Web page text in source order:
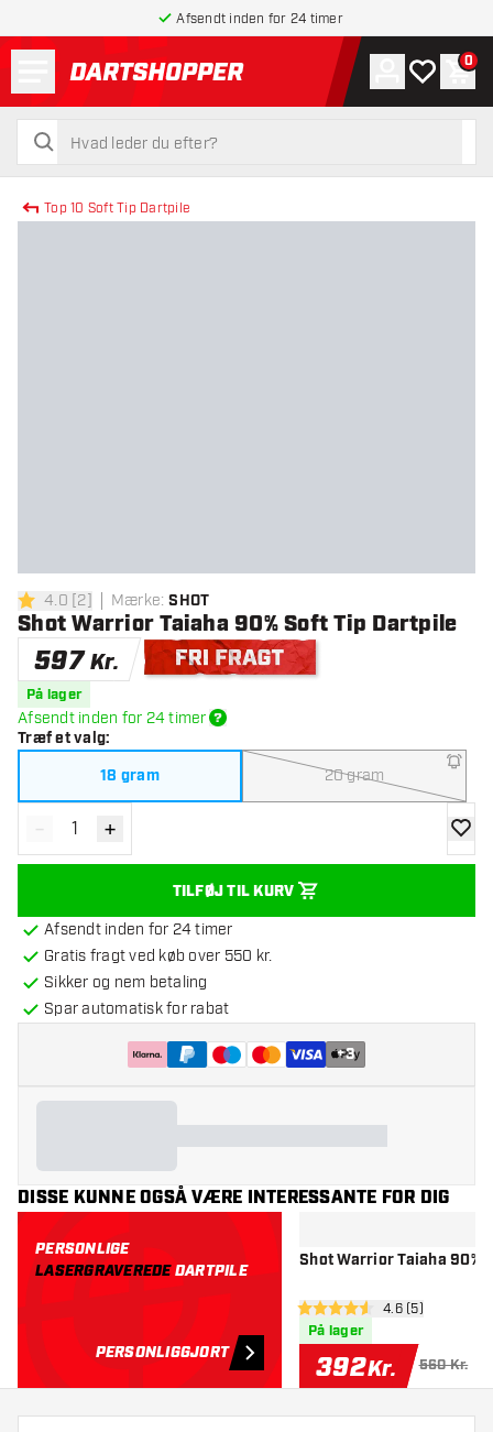
Afsendt inden for 24 timer
tilbage til forsiden
søg
søg
Konto
Min 0
Top 10 Soft Tip Dartpile
4 bedømmelsesstjerner
4.0 [2] Mærke: SHOT
Shot Warrior Taiaha 90% Soft Tip Dartpile
597 Kr.
På lager
Afsendt inden for 24 timer
Træf et valg:
18 gram
20 gram
Reducér antal
- Øg antal
+
TILFØJ TIL KURV
Afsendt inden for 24 timer
Gratis fragt ved køb over 550 kr.
Sikker og nem betaling
Spar automatisk for rabat
+3
DISSE KUNNE OGSÅ VÆRE INTERESSANTE FOR DIG
PERSONLIGE
LASERGRAVEREDEDARTPILE
PERSONLIGGJORT
Shot Warrior Taiaha 90%
åbn
4.6 bedømmelsesstjerner
4.6 (5)
På lager
392Kr. 560 Kr.